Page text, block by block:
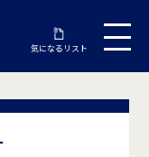
気になるリスト